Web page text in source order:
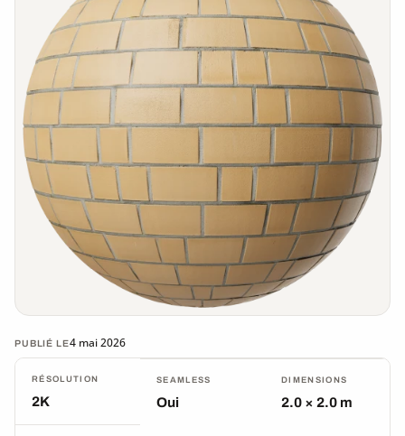
PUBLIÉ LE4 mai 2026
RÉSOLUTION
2K
SEAMLESS
Oui
DIMENSIONS
2.0 × 2.0 m